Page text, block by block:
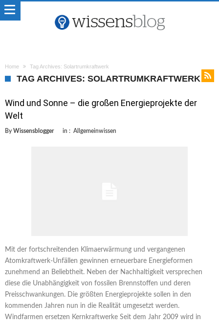
Home Tag Archives: Solartrumkraftwerk
TAG ARCHIVES: SOLARTRUMKRAFTWERK
Wind und Sonne – die großen Energieprojekte der
Welt
By Wissensblogger in : Allgemeinwissen
Mit der fortschreitenden Klimaerwärmung und vergangenen
Atomkraftwerk-Unfällen gewinnen erneuerbare Energieformen
zunehmend an Beliebtheit. Neben der Nachhaltigkeit versprechen
diese die Unabhängigkeit von fossilen Brennstoffen und deren
Preisschwankungen. Die größten Energieprojekte sollen in den
kommenden Jahren nun in die Realität umgesetzt werden.
Windfarmen ersetzen Kernkraftwerke Seit dem Jahr 2009 wird in